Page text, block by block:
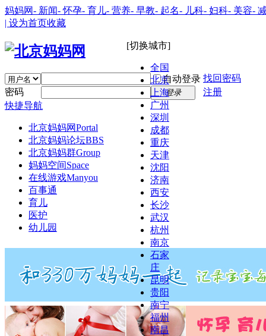
妈妈网- 新闻- 怀孕- 育儿- 营养- 早教- 起名- 儿科- 妇科- 美容-
| 设为首页收藏
[切换城市]
全国
北京
上海
广州
深圳
成都
重庆
天津
沈阳
济南
西安
长沙
武汉
杭州
南京
石家
庄
昆明
贵阳
南宁
福州
南昌
自动登录 找回密码
密码
登录
注册
快捷导航
北京妈妈网Portal
北京妈妈论坛BBS
北京妈妈群Group
妈妈空间Space
在线游戏Manyou
百事通
育儿
医护
幼儿园